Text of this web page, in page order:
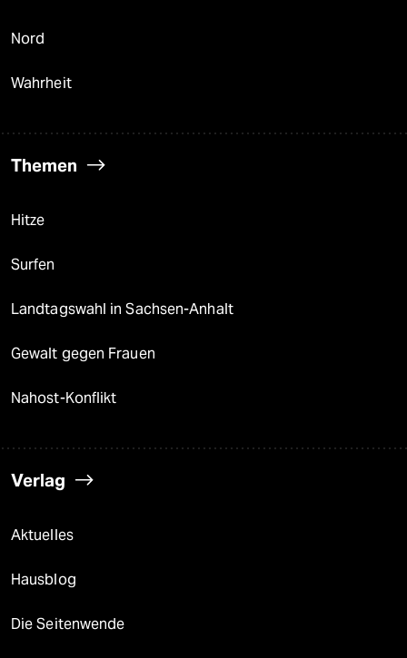
Nord
Wahrheit
Themen
Hitze
Surfen
Landtagswahl in Sachsen-Anhalt
Gewalt gegen Frauen
Nahost-Konflikt
Verlag
Aktuelles
Hausblog
Die Seitenwende